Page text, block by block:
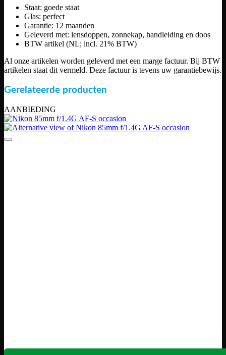
Staat: goede staat
Glas: perfect
Garantie: 12 maanden
Geleverd met: lensdoppen, zonnekap, handleiding en doos
BTW artikel (NL; incl. 21% BTW)
Al onze artikelen worden geleverd met een marge factuur. Bij BTW
artikelen staat dit vermeld. Deze factuur is tevens uw garantiebewijs.
Gerelateerde producten
AANBIEDING